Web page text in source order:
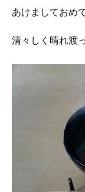
あけましておめ
清々しく晴れ渡